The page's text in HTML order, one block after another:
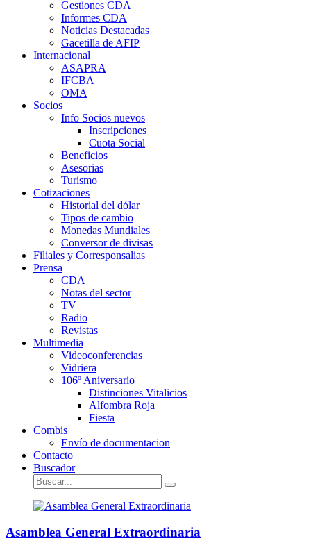
Gestiones CDA
Informes CDA
Noticias Destacadas
Gacetilla de AFIP
Internacional
ASAPRA
IFCBA
OMA
Socios
Info Socios nuevos
Inscripciones
Cuota Social
Beneficios
Asesorias
Turismo
Cotizaciones
Historial del dólar
Tipos de cambio
Monedas Mundiales
Conversor de divisas
Filiales y Corresponsalias
Prensa
CDA
Notas del sector
TV
Radio
Revistas
Multimedia
Videoconferencias
Vidriera
106º Aniversario
Distinciones Vitalicios
Alfombra Roja
Fiesta
Combis
Envío de documentacion
Contacto
Buscador
Asamblea General Extraordinaria